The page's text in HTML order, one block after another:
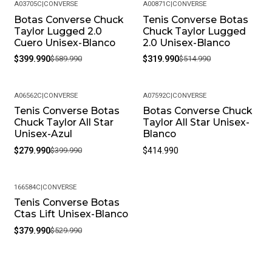
-32%
A03705C|CONVERSE
Botas Converse Chuck
Taylor Lugged 2.0
Cuero Unisex-Blanco
$399.990$589.990
-38%
A00871C|CONVERSE
Tenis Converse Botas
Chuck Taylor Lugged
2.0 Unisex-Blanco
$319.990$514.990
-30%
A06562C|CONVERSE
Tenis Converse Botas
Chuck Taylor All Star
Unisex-Azul
$279.990$399.990
A07592C|CONVERSE
Botas Converse Chuck
Taylor All Star Unisex-
Blanco
$414.990
-28%
166584C|CONVERSE
Tenis Converse Botas
Ctas Lift Unisex-Blanco
$379.990$529.990